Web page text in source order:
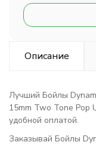
Описание
Лучший Бойлы
15mm Two Tone Pop
удобной оплатой.
Заказывай Бойлы